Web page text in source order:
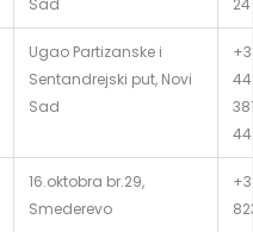
Sad
24
Ugao Partizanske i
Sentandrejski put, Novi
Sad
16.oktobra br.29,
Smederevo